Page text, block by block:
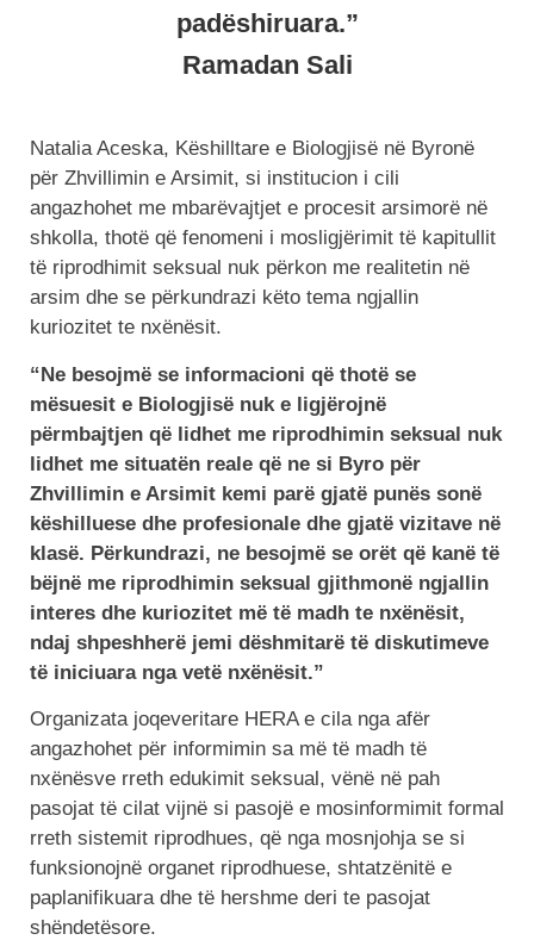
padëshiruara.”
Ramadan Sali
Natalia Aceska, Këshilltare e Biologjisë në Byronë
për Zhvillimin e Arsimit, si institucion i cili
angazhohet me mbarëvajtjet e procesit arsimorë në
shkolla, thotë që fenomeni i mosligjërimit të kapitullit
të riprodhimit seksual nuk përkon me realitetin në
arsim dhe se përkundrazi këto tema ngjallin
kuriozitet te nxënësit.
“Ne besojmë se informacioni që thotë se
mësuesit e Biologjisë nuk e ligjërojnë
përmbajtjen që lidhet me riprodhimin seksual nuk
lidhet me situatën reale që ne si Byro për
Zhvillimin e Arsimit kemi parë gjatë punës sonë
këshilluese dhe profesionale dhe gjatë vizitave në
klasë. Përkundrazi, ne besojmë se orët që kanë të
bëjnë me riprodhimin seksual gjithmonë ngjallin
interes dhe kuriozitet më të madh te nxënësit,
ndaj shpeshherë jemi dëshmitarë të diskutimeve
të iniciuara nga vetë nxënësit.”
Organizata joqeveritare HERA e cila nga afër
angazhohet për informimin sa më të madh të
nxënësve rreth edukimit seksual, vënë në pah
pasojat të cilat vijnë si pasojë e mosinformimit formal
rreth sistemit riprodhues, që nga mosnjohja se si
funksionojnë organet riprodhuese, shtatzënitë e
paplanifikuara dhe të hershme deri te pasojat
shëndetësore.